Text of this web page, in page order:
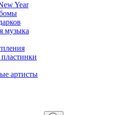
Year
музыка
артисты